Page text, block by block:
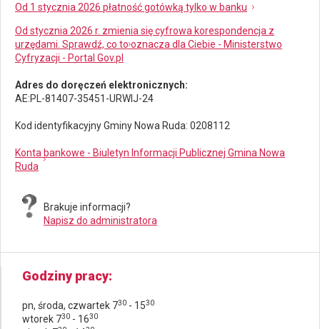
Od 1 stycznia 2026 płatność gotówką tylko w banku
Od stycznia 2026 r. zmienia się cyfrowa korespondencja z
urzędami. Sprawdź, co to oznacza dla Ciebie - Ministerstwo
Cyfryzacji - Portal Gov.pl
Adres do doręczeń elektronicznych:
AE:PL-81407-35451-URWIJ-24
Kod identyfikacyjny Gminy Nowa Ruda: 0208112
Konta bankowe - Biuletyn Informacji Publicznej Gmina Nowa
Ruda
Brakuje informacji?
Napisz do administratora
Godziny pracy
pn, środa, czwartek 730 - 1530
wtorek 730 - 1630